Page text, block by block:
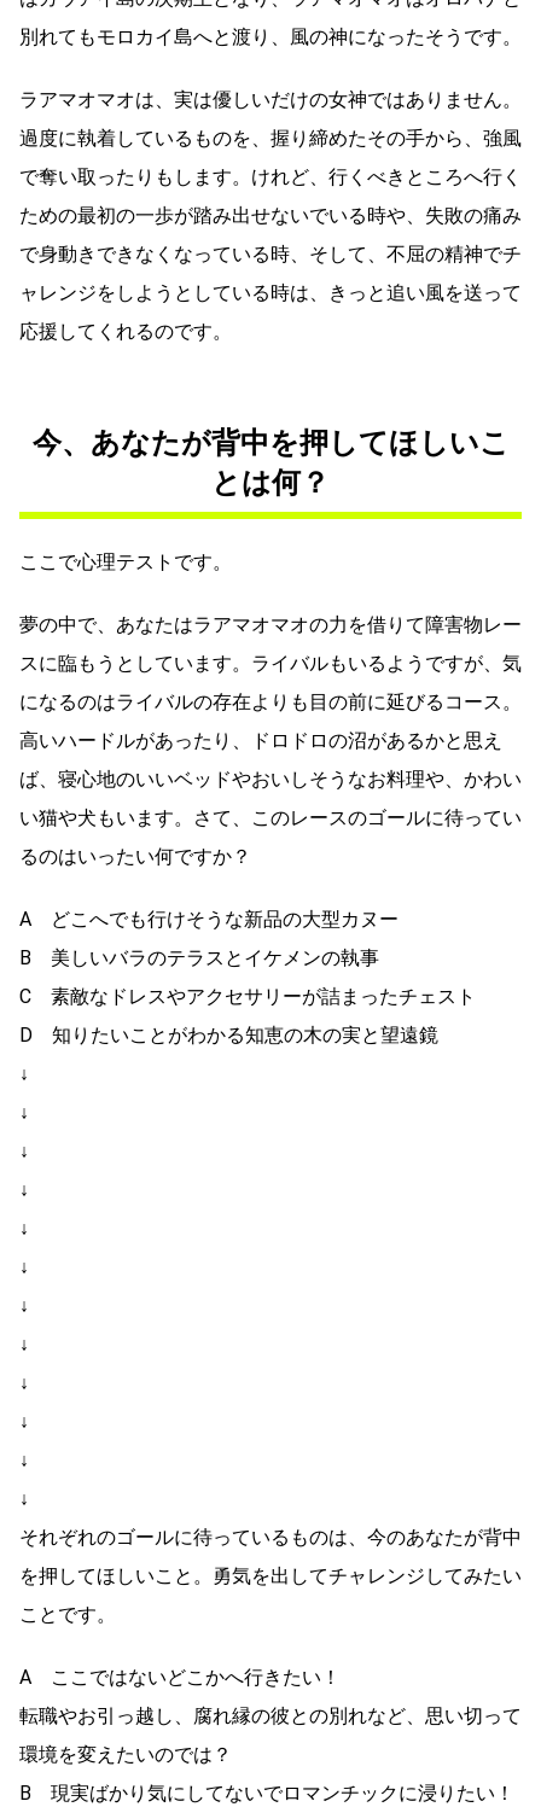
別れてもモロカイ島へと渡り、風の神になったそうです。
ラアマオマオは、実は優しいだけの女神ではありません。
過度に執着しているものを、握り締めたその手から、強風
で奪い取ったりもします。けれど、行くべきところへ行く
ための最初の一歩が踏み出せないでいる時や、失敗の痛み
で身動きできなくなっている時、そして、不屈の精神でチ
ャレンジをしようとしている時は、きっと追い風を送って
応援してくれるのです。
今、あなたが背中を押してほしいこ
とは何？
ここで心理テストです。
夢の中で、あなたはラアマオマオの力を借りて障害物レー
スに臨もうとしています。ライバルもいるようですが、気
になるのはライバルの存在よりも目の前に延びるコース。
高いハードルがあったり、ドロドロの沼があるかと思え
ば、寝心地のいいベッドやおいしそうなお料理や、かわい
い猫や犬もいます。さて、このレースのゴールに待ってい
るのはいったい何ですか？
A どこへでも行けそうな新品の大型カヌー
B 美しいバラのテラスとイケメンの執事
C 素敵なドレスやアクセサリーが詰まったチェスト
D 知りたいことがわかる知恵の木の実と望遠鏡
↓
↓
↓
↓
↓
↓
↓
↓
↓
↓
↓
↓
それぞれのゴールに待っているものは、今のあなたが背中
を押してほしいこと。勇気を出してチャレンジしてみたい
ことです。
A ここではないどこかへ行きたい！
転職やお引っ越し、腐れ縁の彼との別れなど、思い切って
環境を変えたいのでは？
B 現実ばかり気にしてないでロマンチックに浸りたい！